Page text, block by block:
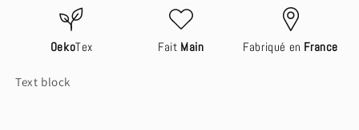
Please select product styles
Login to save your design
Your design has been saved as a draft, please
login to save your artwork to your account for
Please select products
PRICE
Preview Your Design
OekoTex Fait Main Fabriqué en France
Text block